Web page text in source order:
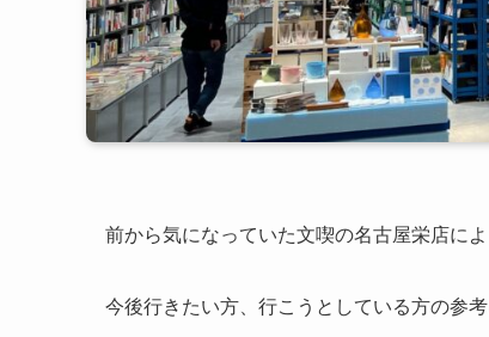
前から気になっていた文喫の名古屋栄店に
今後行きたい方、行こうとしている方の参